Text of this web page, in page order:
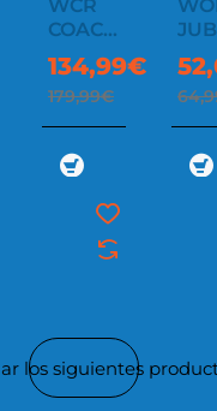
WCR
COACH
3D
MITT
134,99€
179,99€
los siguientes